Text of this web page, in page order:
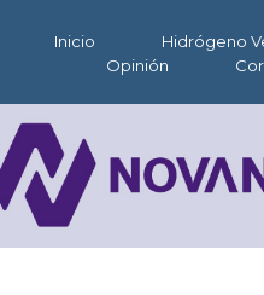
Inicio Hidrógeno
Opinión